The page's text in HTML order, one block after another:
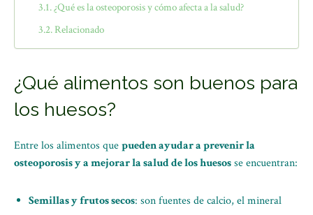
¿Qué es la osteoporosis y cómo afecta a la salud?
Relacionado
¿Qué alimentos son buenos para
los huesos?
Entre los alimentos quepueden ayudar a prevenir la
osteoporosis y a mejorar la salud de los huesosse encuentran:
Semillas y frutos secos: son fuentes de calcio, el mineral